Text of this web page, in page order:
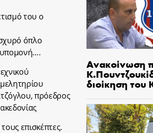
του ο
όπλο
υπομονή….
πρόεδρος
επισκέπτες.
Ανακοίνωση
διοίκηση του